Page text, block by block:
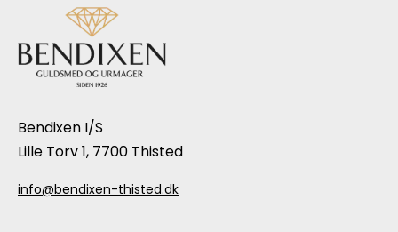
Bendixen I/S
Lille Torv 1, 7700 Thisted
info@bendixen-thisted.dk